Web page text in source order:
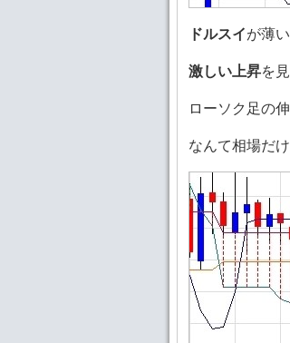
ドルスイが薄
激しい上昇を
ローソク足の
なんて相場だ